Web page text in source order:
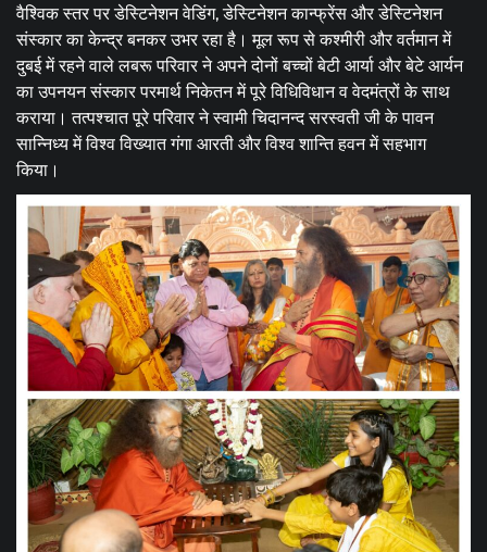
वैश्विक स्तर पर डेस्टिनेशन वेडिंग, डेस्टिनेशन कान्फ्रेंस और डेस्टिनेशन
संस्कार का केन्द्र बनकर उभर रहा है। मूल रूप से कश्मीरी और वर्तमान में
दुबई में रहने वाले लबरू परिवार ने अपने दोनों बच्चों बेटी आर्या और बेटे आर्यन
का उपनयन संस्कार परमार्थ निकेतन में पूरे विधिविधान व वेदमंत्रों के साथ
कराया। तत्पश्चात पूरे परिवार ने स्वामी चिदानन्द सरस्वती जी के पावन
सान्निध्य में विश्व विख्यात गंगा आरती और विश्व शान्ति हवन में सहभाग
किया।